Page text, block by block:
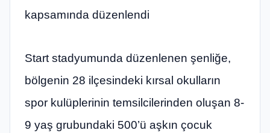
kapsamında düzenlendi
Start stadyumunda düzenlenen şenliğe,
bölgenin 28 ilçesindeki kırsal okulların
spor kulüplerinin temsilcilerinden oluşan 8-
9 yaş grubundaki 500’ü aşkın çocuk